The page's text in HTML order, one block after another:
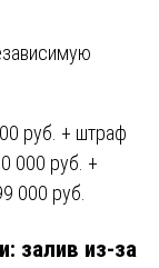
руб. + штраф
000 руб. +
000 руб.
залив из-за